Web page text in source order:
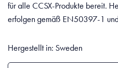
für alle CCSX-Produkte bereit.
erfolgen gemäß EN50397-1
Hergestellt in: Sweden